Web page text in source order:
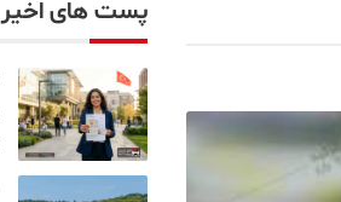
پست های اخیر